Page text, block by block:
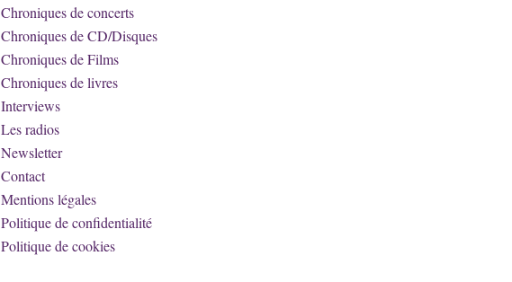
Chroniques de concerts
Chroniques de CD/Disques
Chroniques de Films
Chroniques de livres
Interviews
Les radios
Newsletter
Contact
Mentions légales
Politique de confidentialité
Politique de cookies